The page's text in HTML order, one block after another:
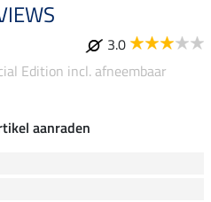
3.0
Edition incl. afneembaar
aanraden